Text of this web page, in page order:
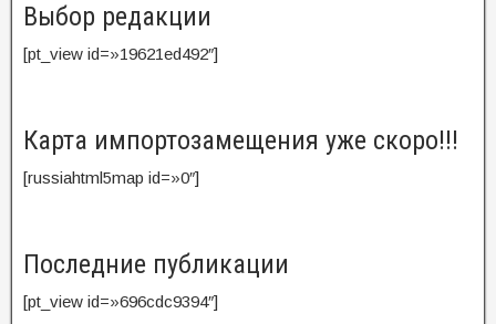
Выбор редакции
[pt_view id=»19621ed492″]
Карта импортозамещения уже скоро!!!
[russiahtml5map id=»0″]
Последние публикации
[pt_view id=»696cdc9394″]